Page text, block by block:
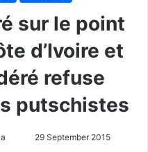
sur le point
d’Ivoire et
refuse
putschistes
29 September 2015